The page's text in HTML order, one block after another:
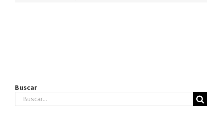
Buscar
Buscar: